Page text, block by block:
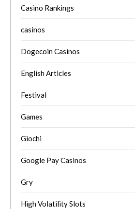
Casino Rankings
casinos
Dogecoin Casinos
English Articles
Festival
Games
Giochi
Google Pay Casinos
Gry
High Volatility Slots